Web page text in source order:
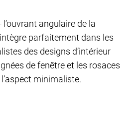
l’ouvrant angulaire de la
parfaitement dans les
des designs d’intérieur
de fenêtre et les rosaces
minimaliste.